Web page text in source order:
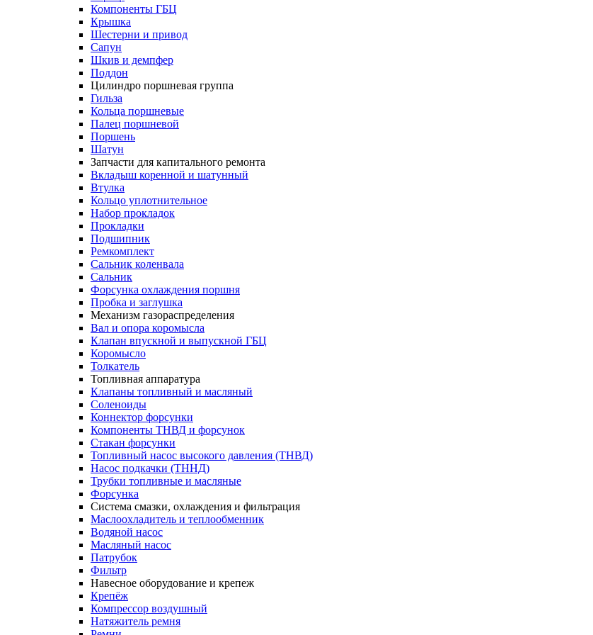
Компоненты ГБЦ
Крышка
Шестерни и привод
Сапун
Шкив и демпфер
Поддон
Цилиндро поршневая группа
Гильза
Кольца поршневые
Палец поршневой
Поршень
Шатун
Запчасти для капитального ремонта
Вкладыш коренной и шатунный
Втулка
Кольцо уплотнительное
Набор прокладок
Прокладки
Подшипник
Ремкомплект
Сальник коленвала
Сальник
Форсунка охлаждения поршня
Пробка и заглушка
Механизм газораспределения
Вал и опора коромысла
Клапан впускной и выпускной ГБЦ
Коромысло
Толкатель
Топливная аппаратура
Клапаны топливный и масляный
Соленоиды
Коннектор форсунки
Компоненты ТНВД и форсунок
Стакан форсунки
Топливный насос высокого давления (ТНВД)
Насос подкачки (ТННД)
Трубки топливные и масляные
Форсунка
Система смазки, охлаждения и фильтрация
Маслоохладитель и теплообменник
Водяной насос
Масляный насос
Патрубок
Фильтр
Навесное оборудование и крепеж
Крепёж
Компрессор воздушный
Натяжитель ремня